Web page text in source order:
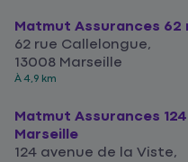
Matmut Assurances 62
62 rue Callelongue,
13008 Marseille
À 4,9 km
Matmut Assurances
Marseille
124 avenue de la Viste,